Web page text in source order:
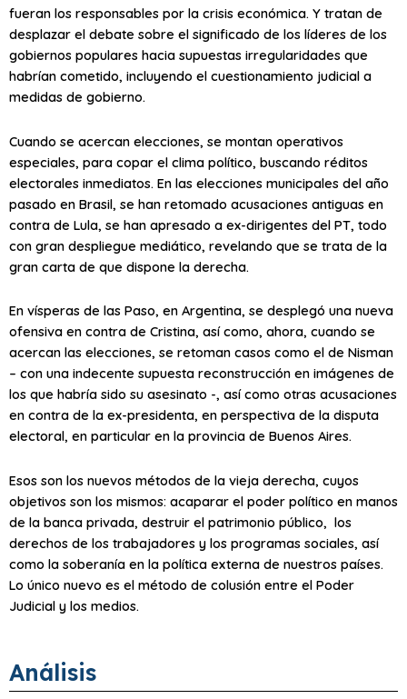
fueran los responsables por la crisis económica. Y tratan de
desplazar el debate sobre el significado de los líderes de los
gobiernos populares hacia supuestas irregularidades que
habrían cometido, incluyendo el cuestionamiento judicial a
medidas de gobierno.
Cuando se acercan elecciones, se montan operativos
especiales, para copar el clima político, buscando réditos
electorales inmediatos. En las elecciones municipales del año
pasado en Brasil, se han retomado acusaciones antiguas en
contra de Lula, se han apresado a ex-dirigentes del PT, todo
con gran despliegue mediático, revelando que se trata de la
gran carta de que dispone la derecha.
En vísperas de las Paso, en Argentina, se desplegó una nueva
ofensiva en contra de Cristina, así como, ahora, cuando se
acercan las elecciones, se retoman casos como el de Nisman
– con una indecente supuesta reconstrucción en imágenes de
los que habría sido su asesinato -, así como otras acusaciones
en contra de la ex-presidenta, en perspectiva de la disputa
electoral, en particular en la provincia de Buenos Aires.
Esos son los nuevos métodos de la vieja derecha, cuyos
objetivos son los mismos: acaparar el poder político en manos
de la banca privada, destruir el patrimonio público, los
derechos de los trabajadores y los programas sociales, así
como la soberanía en la política externa de nuestros países.
Lo único nuevo es el método de colusión entre el Poder
Judicial y los medios.
Análisis